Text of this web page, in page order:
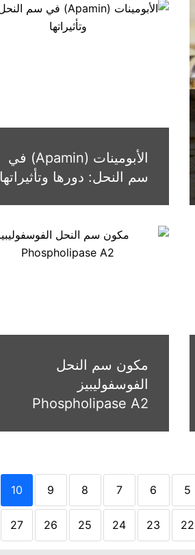
الأبومينات (Apamin) في
سم النحل: دورها وتأثيراتها
مكون سم النحل
الفوسفوليبيز
Phospholipase A2
5
6
7
8
9
10
22
23
24
25
26
27